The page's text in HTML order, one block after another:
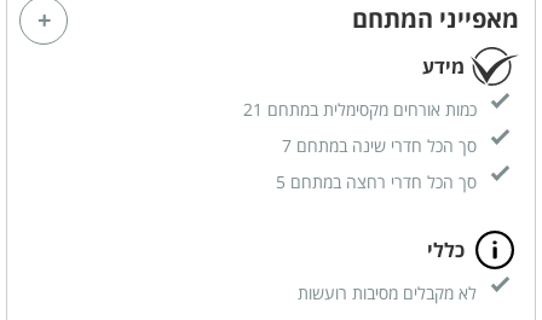
מאפייני המתחם
מידע
כמות אורחים מקסימלית במתחם 21
סך הכל חדרי שינה במתחם 7
סך הכל חדרי רחצה במתחם 5
כללי
לא מקבלים מסיבות רועשות